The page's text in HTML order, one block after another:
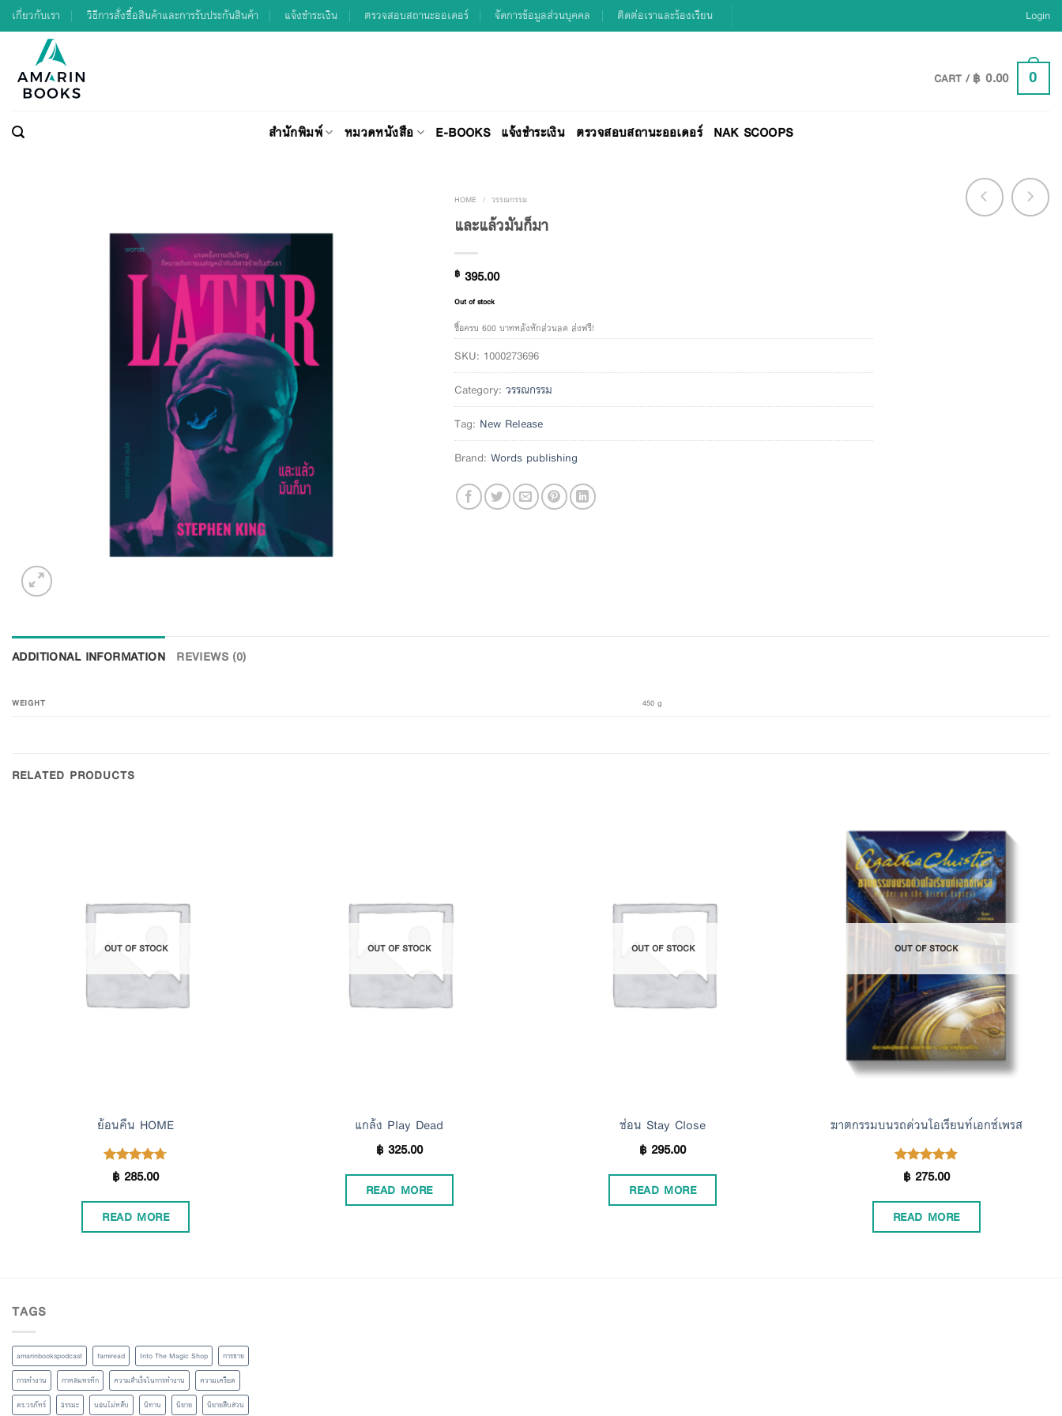
Skip
to
เกี่ยวกับเรา วิธีการสั่งซื้อสินค้าและการรับประกันสินค้า แจ้งชำระเงิน ตรวจสอบสถานะออเดอร์ จัดการข้อมูลส่วนบุคคล ติดต่อเราและร้องเรียน Login
CART /฿ 0.00 0
สำนักพิมพ์ หมวดหนังสือ E-BOOKS แจ้งชำระเงิน ตรวจสอบสถานะออเดอร์ NAK SCOOPS
HOME / วรรณกรรม
และแล้วมันก็มา
฿ 395.00
Out of stock
ซื้อครบ 600 บาทหลังหักส่วนลด ส่งฟรี!
SKU: 1000273696
Category: วรรณกรรม
Tag: New Release
Brand: Words publishing
ADDITIONAL INFORMATION REVIEWS (0)
WEIGHT 450 g
RELATED PRODUCTS
OUT OF STOCK
ย้อนคืน HOME
Rated4.67
฿285.00
READ MORE
OUT OF STOCK
แกล้ง Play Dead
฿325.00
READ MORE
OUT OF STOCK
ซ่อน Stay Close
฿295.00
READ MORE
OUT OF STOCK
ฆาตกรรมบนรถด่วนโอเรียนท์เอกซ์เพรส
Rated4.86
฿275.00
READ MORE
TAGS
amarinbookspodcast famiread Into The Magic Shop
การขาย
การทำงาน
กาหลมหรทึก ความสำเร็จในการทำงาน
ความเครียด
ดร.วรภัทร์
ธรรมะ นอนไม่หลับ นิทาน นิยาย
นิยายสืบสวน